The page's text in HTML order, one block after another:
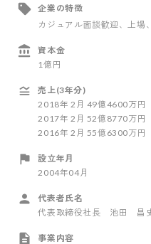
企業の特徴
カジュアル面談歓迎 、上場
資本金
1億円
売上(3年分)
2018年 2 月 49億4600万円
2017年 2 月 52億8770万円
2016年 2 月 55億6300万円
設立年月
2004年04月
代表者氏名
代表取締役社長 池田 昌
事業内容